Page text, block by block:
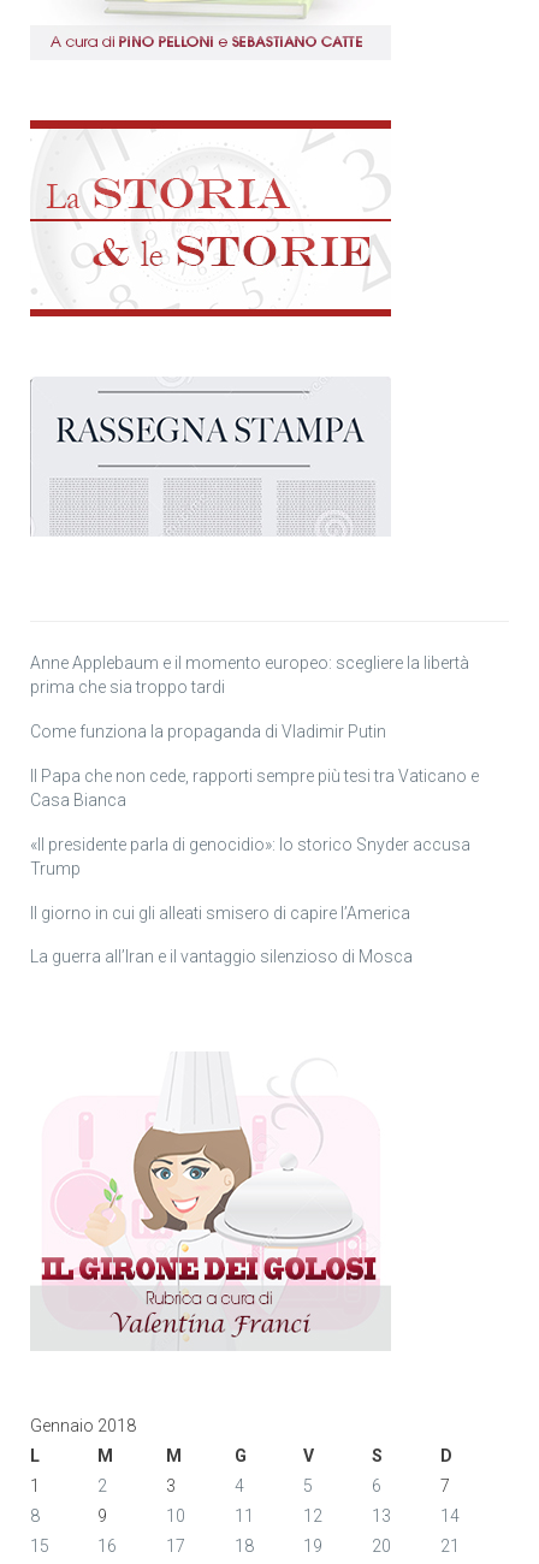
Anne Applebaum e il momento europeo: scegliere la libertà
prima che sia troppo tardi
Come funziona la propaganda di Vladimir Putin
Il Papa che non cede, rapporti sempre più tesi tra Vaticano e
Casa Bianca
«Il presidente parla di genocidio»: lo storico Snyder accusa
Trump
Il giorno in cui gli alleati smisero di capire l’America
La guerra all’Iran e il vantaggio silenzioso di Mosca
Gennaio 2018
L
M M G V S
D
1
2 3 4 5 6
7
8
9 10 11 12 13
14
15
16 17 18 19 20
21